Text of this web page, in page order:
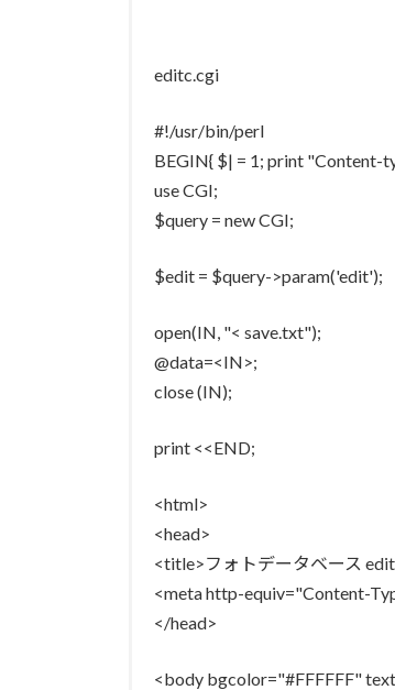
editc.cgi
#!/usr/bin/perl
BEGIN{ $| = 1; print "Content-
use CGI;
$query = new CGI;
$edit = $query->param('edit');
open(IN, "< save.txt");
@data=<IN>;
close (IN);
print <<END;
<html>
<head>
<title>フォトデータベース
<meta http-equiv="Content-
</head>
<body bgcolor="#FFFFFF"